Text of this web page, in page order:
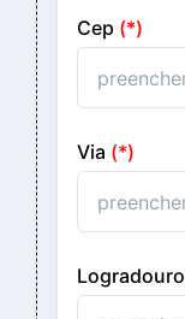
Cep (*)
Via (*)
Logradouro